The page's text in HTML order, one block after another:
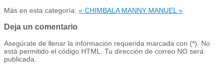
Más en esta categoría: « CHIMBALA MANNY MANUEL »
Deja un comentario
Asegúrate de llenar la información requerida marcada con (*). No
está permitido el código HTML. Tu dirección de correo NO será
publicada.